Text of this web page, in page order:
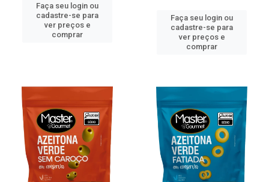
Faça seu login ou
cadastre-se para
ver preços e
comprar
Faça seu login ou
cadastre-se para
ver preços e
comprar